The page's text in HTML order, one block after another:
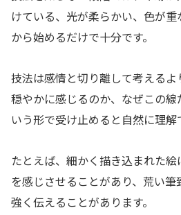
けている、光が柔らかい、色が
から始めるだけで十分です。
技法は感情と切り離して考えるよ
穏やかに感じるのか、なぜこの
いう形で受け止めると自然に理解
たとえば、細かく描き込まれた
を感じさせることがあり、荒い
強く伝えることがあります。